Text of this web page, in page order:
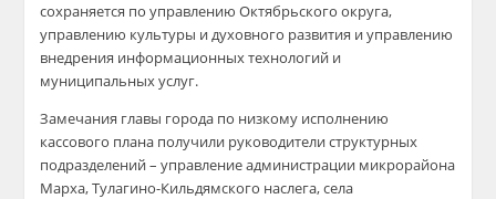
сохраняется по управлению Октябрьского округа,
управлению культуры и духовного развития и управлению
внедрения информационных технологий и
муниципальных услуг.
Замечания главы города по низкому исполнению
кассового плана получили руководители структурных
подразделений – управление администрации микрорайона
Марха,Тулагино-Кильдямского наслега, села